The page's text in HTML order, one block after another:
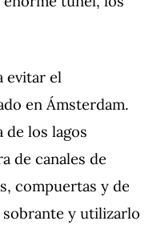
evitar el
en Ámsterdam.
los lagos
de canales de
compuertas y de
sobrante y utilizarlo